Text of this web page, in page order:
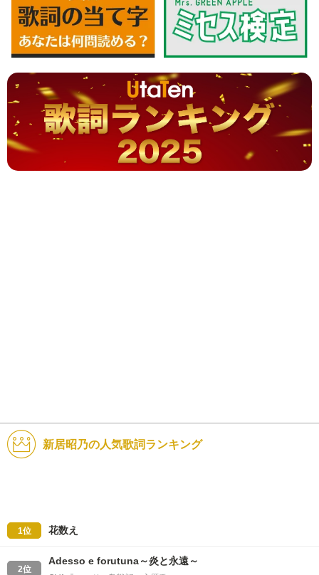
新居昭乃の人気歌詞ランキング
1位 花数え
2位
Adesso e forutuna～炎と永遠～